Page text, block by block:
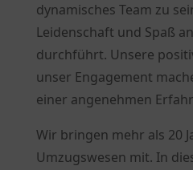
dynamisches Team zu
Leidenschaft und Spaß
durchführt. Unsere
unser Engagement
einer angenehmen
Wir bringen mehr als 20
Umzugswesen mit. In